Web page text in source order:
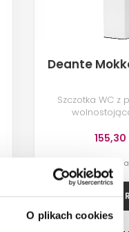
O plikach cookies
Deante
Szczotka WC z
155,30
-8% od 167,90 PLN
ZOBACZ